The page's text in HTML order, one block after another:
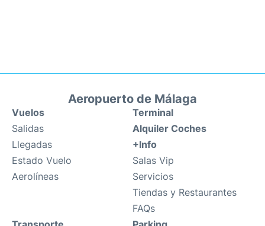
Aeropuerto de Málaga
Vuelos
Salidas
Llegadas
Estado Vuelo
Aerolíneas
Terminal
Alquiler Coches
+Info
Salas Vip
Servicios
Tiendas y Restaurantes
FAQs